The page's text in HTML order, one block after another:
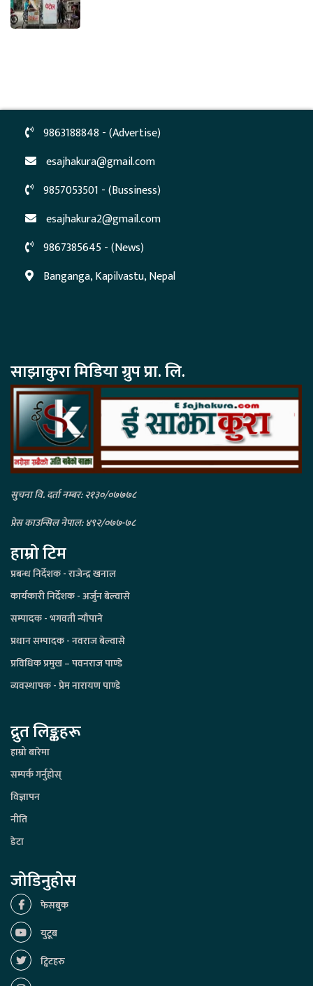
9863188848 - (Advertise)
esajhakura@gmail.com
9857053501 - (Bussiness)
esajhakura2@gmail.com
9867385645 - (News)
Banganga, Kapilvastu, Nepal
साझाकुरा मिडिया ग्रुप प्रा. लि.
सुचना वि. दर्ता नम्बर: २१३०/०७७७८
प्रेस काउन्सिल नेपाल: ४९२/०७७-७८
हाम्रो टिम
प्रबन्ध निर्देशक - राजेन्द्र खनाल
कार्यकारी निर्देशक - अर्जुन बेल्वासे
सम्पादक - भगवती न्यौपाने
प्रधान सम्पादक - नवराज बेल्वासे
प्रविधिक प्रमुख – पवनराज पाण्डे
व्यवस्थापक - प्रेम नारायण पाण्डे
द्रुत लिङ्कहरू
हाम्रो बारेमा
सम्पर्क गर्नुहोस्
विज्ञापन
नीति
डेटा
जोडिनुहोस
फेसबुक
युटूब
ट्विटहरु